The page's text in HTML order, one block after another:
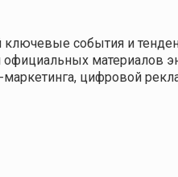
события и
материалов
цифровой